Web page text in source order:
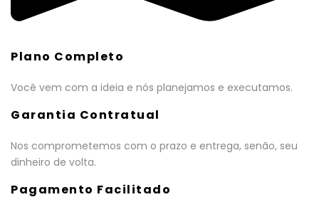
Plano Completo
Você vem com a ideia e nós planejamos e executamos.
Garantia Contratual
Nos comprometemos com o prazo e entrega, senão, seu
dinheiro de volta.
Pagamento Facilitado